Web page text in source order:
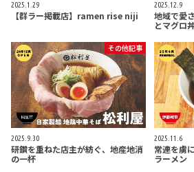
2025.1.29
【群ラー掲載店】ramen rise niji
2025.12.9
地域で愛
とマグロ
その他記事
2025.9.30
研鑽を重ねた店主が紡ぐ、地産地消
の一杯
2025.11.6
常連を虜
ラーメン